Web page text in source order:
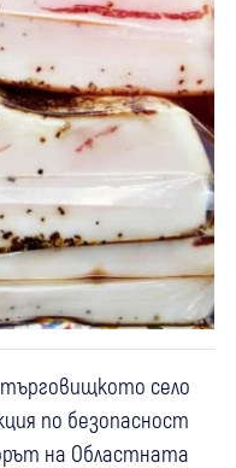
село
по безопасност
на Областната